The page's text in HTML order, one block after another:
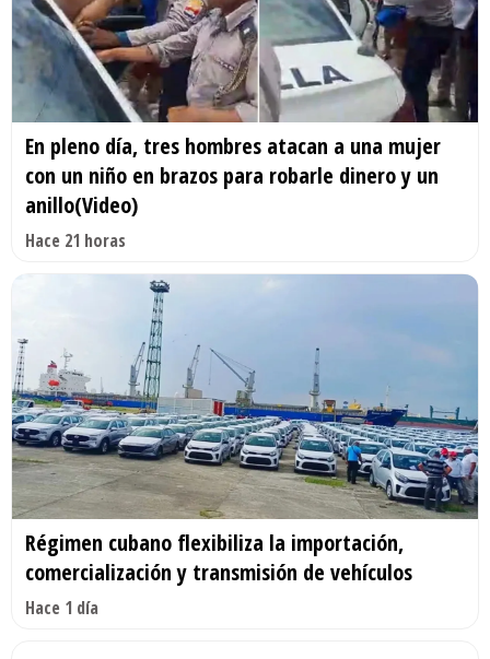
En pleno día, tres hombres atacan a una mujer
con un niño en brazos para robarle dinero y un
anillo(Video)
Hace 21 horas
Régimen cubano flexibiliza la importación,
comercialización y transmisión de vehículos
Hace 1 día